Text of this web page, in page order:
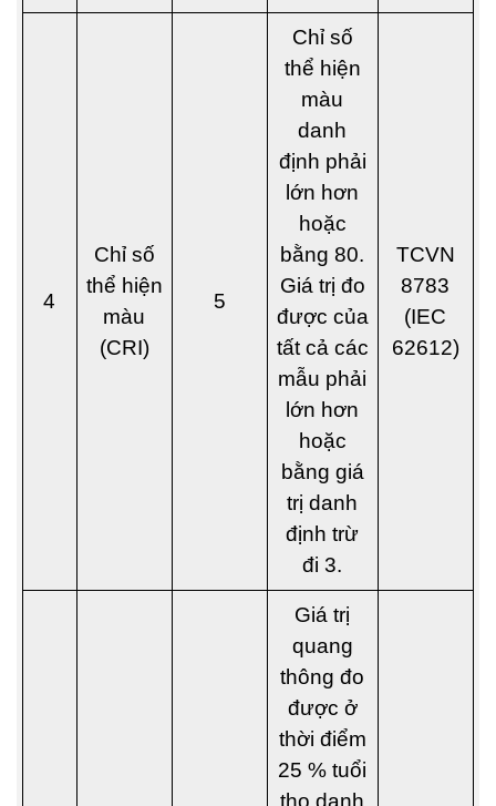
4
Chỉ số
thể hiện
màu
(CRI)
5
Chỉ số
thể hiện
màu
danh
định phải
lớn hơn
hoặc
bằng 80.
Giá trị đo
được của
tất cả các
mẫu phải
lớn hơn
hoặc
bằng giá
trị danh
định trừ
đi 3.
TCVN
8783
(IEC
62612)
Giá trị
quang
thông đo
được ở
thời điểm
25 % tuổi
thọ danh